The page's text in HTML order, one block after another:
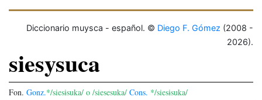
Diccionario muysca - español. © Diego F. Gómez (2008 -
2026).
siesysuca
Fon. Gonz.*/siesɨsuka/ o /siesesuka/ Cons. */siesɨsuka/